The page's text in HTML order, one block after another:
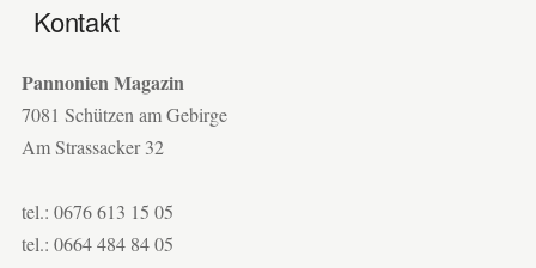
Kontakt
Pannonien Magazin
7081 Schützen am Gebirge
Am Strassacker 32
tel.: 0676 613 15 05
tel.: 0664 484 84 05